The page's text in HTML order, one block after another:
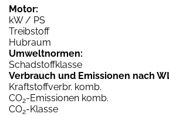
Motor:
kW / PS
Treibstoff
Hubraum
Umweltnormen:
Schadstoffklasse
Verbrauch und Emissionen nach
Kraftstoffverbr. komb.
CO2-Emissionen komb.
CO2-Klasse